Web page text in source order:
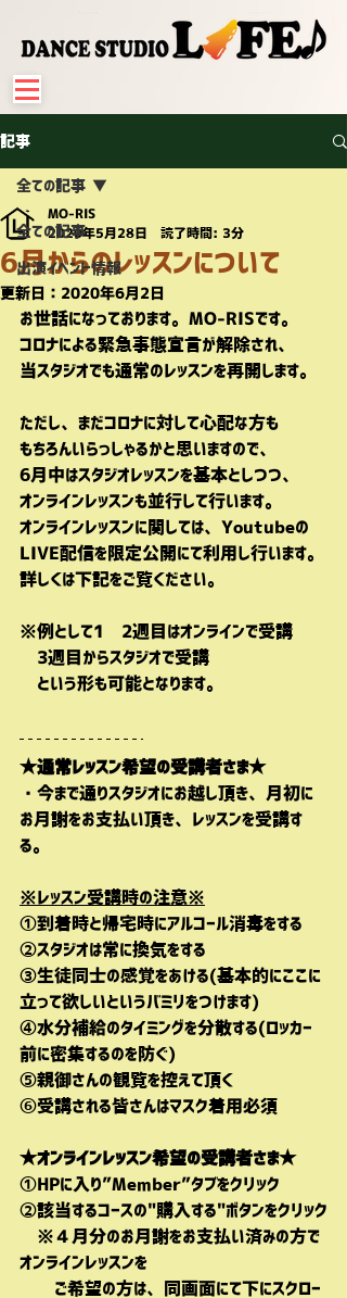
記事
全ての記事
出演イベント情報
全ての記事
6月からのレッスンについて
MO-RIS
2020年5月28日
読了時間: 3分
更新日： 2020年6月2日
お世話になっております。MO-RISです。
コロナによる緊急事態宣言が解除され、
当スタジオでも通常のレッスンを再開します。
ただし、まだコロナに対して心配な方も
もちろんいらっしゃるかと思いますので、
6月中はスタジオレッスンを基本としつつ、
オンラインレッスンも並行して行います。
オンラインレッスンに関しては、Youtubeの
LIVE配信を限定公開にて利用し行います。
詳しくは下記をご覧ください。
※例として1〜2週目はオンラインで受講
3週目からスタジオで受講
という形も可能となります。
★通常レッスン希望の受講者さま★
・今まで通りスタジオにお越し頂き、月初に
お月謝をお支払い頂き、レッスンを受講す
る。
※レッスン受講時の注意※
①到着時と帰宅時にアルコール消毒をする
②スタジオは常に換気をする
③生徒同士の感覚をあける(基本的にここに
立って欲しいというバミリをつけます)
④水分補給のタイミングを分散する(ロッカー
前に密集するのを防ぐ)
⑤親御さんの観覧を控えて頂く
⑥受講される皆さんはマスク着用必須
★オンラインレッスン希望の受講者さま★
①HPに入り”Member”タブをクリック
②該当するコースの"購入する"ボタンをクリック
※４月分のお月謝をお支払い済みの方で
オンラインレッスンを
ご希望の方は、同画面にて下にスクロー